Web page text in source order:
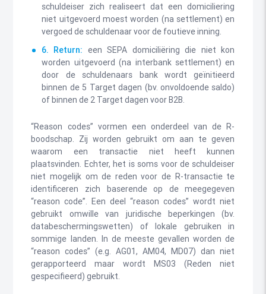
schuldeiser zich realiseert dat een domiciliering
niet uitgevoerd moest worden (na settlement) en
vergoed de schuldenaar voor de foutieve inning.
6. Return: een SEPA domiciliëring die niet kon
worden uitgevoerd (na interbank settlement) en
door de schuldenaars bank wordt geïnitieerd
binnen de 5 Target dagen (bv. onvoldoende saldo)
of binnen de 2 Target dagen voor B2B.
“Reason codes” vormen een onderdeel van de R-
boodschap. Zij worden gebruikt om aan te geven
waarom een transactie niet heeft kunnen
plaatsvinden. Echter, het is soms voor de schuldeiser
niet mogelijk om de reden voor de R-transactie te
identificeren zich baserende op de meegegeven
“reason code”. Een deel “reason codes” wordt niet
gebruikt omwille van juridische beperkingen (bv.
databeschermingswetten) of lokale gebruiken in
sommige landen. In de meeste gevallen worden de
“reason codes” (e.g. AG01, AM04, MD07) dan niet
gerapporteerd maar wordt MS03 (Reden niet
gespecifieerd) gebruikt.